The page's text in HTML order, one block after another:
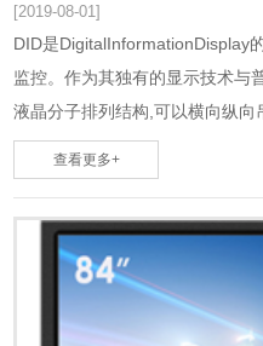
[2019-08-01]
DID是DigitalInformationDisplay
监控。作为其独有的显示技术与
液晶分子排列结构,可以横向纵
(1080P)，超长寿命，运行稳定
辨率(1366X768、1920X1080)、
1920xMx1080xN)的方式为客户
积的液晶显示屏……
查看更多+